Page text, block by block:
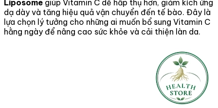
Liposome giúp Vitamin C dễ hấp thụ hơn, giảm kích ứng
dạ dày và tăng hiệu quả vận chuyển đến tế bào. Đây là
lựa chọn lý tưởng cho những ai muốn bổ sung Vitamin C
hằng ngày để nâng cao sức khỏe và cải thiện làn da.